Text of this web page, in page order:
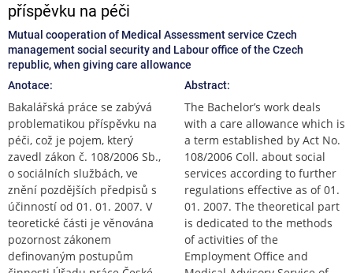
příspěvku na péči
Mutual cooperation of Medical Assessment service Czech
management social security and Labour office of the Czech
republic, when giving care allowance
Anotace:
Bakalářská práce se zabývá
problematikou příspěvku na
péči, což je pojem, který
zavedl zákon č. 108/2006 Sb.,
o sociálních službách, ve
znění pozdějších předpisů s
účinností od 01. 01. 2007. V
teoretické části je věnována
pozornost zákonem
definovaným postupům
Abstract:
The Bachelor’s work deals
with a care allowance which is
a term established by Act No.
108/2006 Coll. about social
services according to further
regulations effective as of 01.
01. 2007. The theoretical part
is dedicated to the methods
of activities of the
Employment Office and